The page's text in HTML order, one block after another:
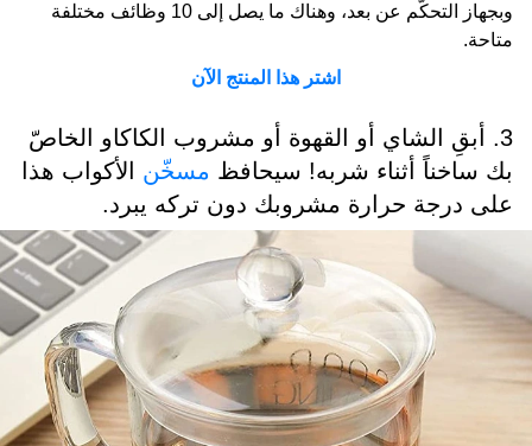
وبجهاز التحكّم عن بعد، وهناك ما يصل إلى 10 وظائف مختلفة
متاحة.
اشتر هذا المنتج الآن
3. أبقِ الشاي أو القهوة أو مشروب الكاكاو الخاصّ
بك ساخناً أثناء شربه! سيحافظ مسخّن
الأكواب هذا
على درجة حرارة مشروبك دون تركه يبرد.